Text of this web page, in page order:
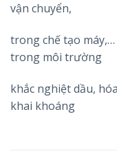
vận chuyển,
trong chế tạo
trong môi trường
khắc nghiệt dầu,
khai khoáng